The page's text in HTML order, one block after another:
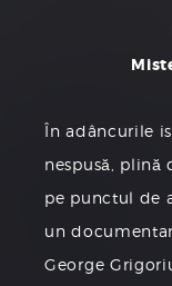
În adâncurile
nespusă, plină
pe punctul de
un
George